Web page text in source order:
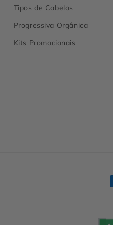
Tipos de Cabelos
Progressiva Orgânica
Kits Promocionais